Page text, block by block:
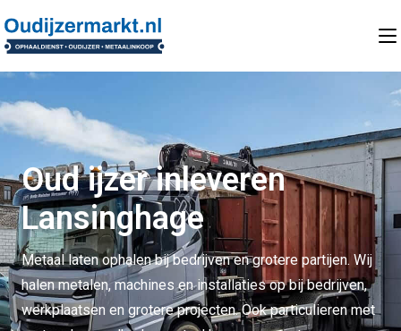
Oud ijzer inleveren
Lansinghage
Metaal laten ophalen bij bedrijven en grotere partijen. Wij
halen metalen, machines en installaties op bij bedrijven,
werkplaatsen en grotere projecten. Ook particulieren met